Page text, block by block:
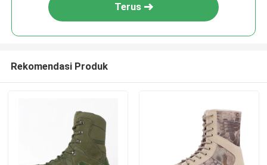
Terus
Rekomendasi Produk